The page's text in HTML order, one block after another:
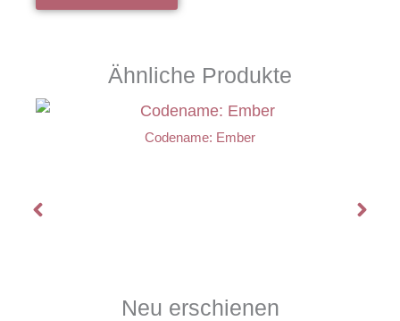
Ähnliche Produkte
Codename: Ember
Neu erschienen